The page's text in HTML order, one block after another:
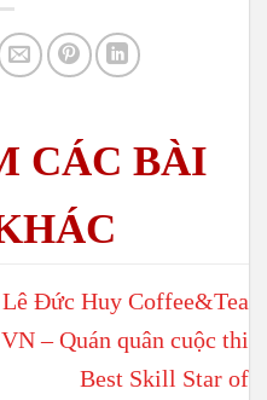
Lê Đức Huy Coffee&Tea
VN – Quán quân cuộc thi
Best Skill Star of